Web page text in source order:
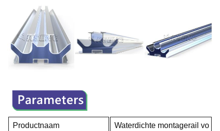
Productnaam
Waterdichte montagerail vo